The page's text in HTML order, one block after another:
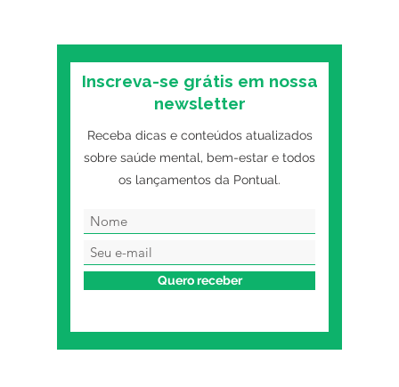
Inscreva-se grátis em nossa
newsletter
Receba dicas e conteúdos atualizados
sobre saúde mental, bem-estar e todos
os lançamentos da Pontual.
Quero receber